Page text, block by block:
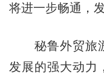
将进一步畅通，
秘鲁外贸旅游
发展的强大动力